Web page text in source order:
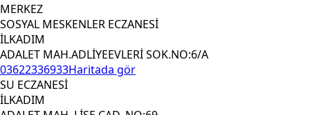
MERKEZ
SOSYAL MESKENLER ECZANESİ
İLKADIM
ADALET MAH.ADLİYEEVLERİ SOK.NO:6/A
03622336933Haritada gör
SU ECZANESİ
İLKADIM